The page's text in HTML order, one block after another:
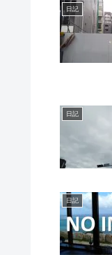
日記
日記
日記